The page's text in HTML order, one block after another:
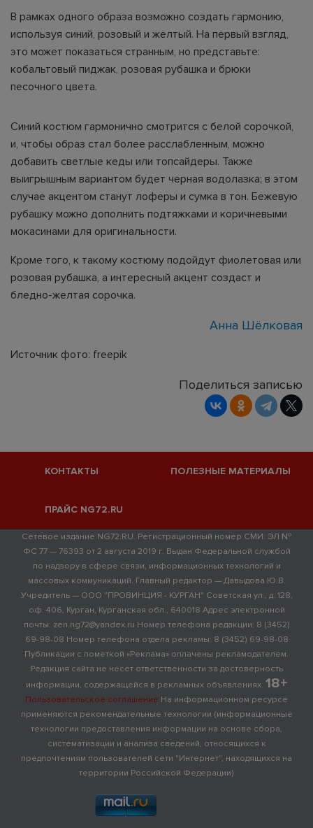
В рамках одного образа возможно создать гармонию,
используя синий, розовый и желтый. На первый взгляд,
это может показаться странным, но представьте:
кобальтовый пиджак, розовая рубашка и брюки
песочного цвета.
Синий костюм гармонично смотрится с белой сорочкой,
и, чтобы образ стал более расслабленным, можно
добавить светлые кеды или топсайдеры. Также
выигрышным вариантом будет черная водолазка; в этом
случае акцентом станут лоферы и сумка в тон. Бежевую
рубашку можно дополнить подтяжками и коричневыми
мокасинами для оригинальности.
Кроме того, к такому костюму подойдут фиолетовая или
розовая рубашка, а интересный акцент создаст и
бледно-желтая сорочка.
Анна Шёлковая
Источник фото: freepik
Поделиться записью
КОНТАКТЫ ПОЛЕЗНЫЕ МАТЕРИАЛЫ
ПРАЙС NG72.RU
Сетевое издание NG72.RU. Регистрационный номер СМИ: ЭЛ №
ФС 77 — 76393 от 2 августа 2019 г. Выдан Федеральной службой
по надзору в сфере связи, информационных технологий и
массовых коммуникаций. Главный редактор — Давыдова Ю.В.
Учредитель — ООО "ПРОВИНЦИЯ - КУРГАН" Советская ул., д. 128,
оф. 406, Курган, Курганская обл., 640018 Адрес электронной
почты: zen.ng72@yandex.ru Номер телефона редакции: 8 (3452)
69-98-08 Номер телефона отдела рекламы: 8 (3452) 69-98-08
Публикации с пометкой «Реклама» оплачены рекламодателем.
Редакция сайта не несет ответственности за достоверность
информации, содержащейся в рекламных объявлениях. 18+
Пользовательское соглашение На информационном ресурсе
применяются рекомендательные технологии (информационные
технологии предоставления информации на основе сбора,
систематизации и анализа сведений, относящихся к
предпочтениям пользователей сети "Интернет", находящихся на
территории Российской Федерации)